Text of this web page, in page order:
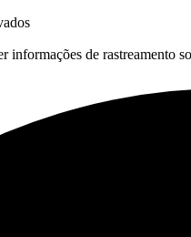
informações de rastreamento